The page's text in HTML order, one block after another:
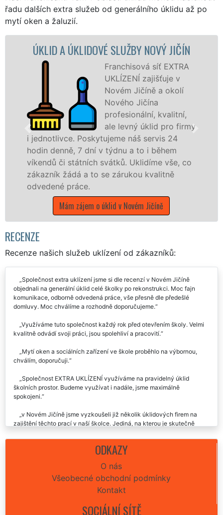
řadu dalších extra služeb od generálního úklidu až po
mytí oken a žaluzií.
A ÚKLIDOVÉ SLUŽBY NOVÝ JIČÍN
Franchisová síť EXTRA
UKLÍZENÍ zajišťuje v
Novém Jičíně a okolí
Nového Jičína
profesionální, kvalitní,
ale levný úklid pro firmy
Poskytujeme náš servis 24
denně, 7 dní v týdnu a to i během
či státních svátků. Uklidíme vše, co
žádá a to se zárukou kvalitně
práce.
Mám zájem o úklid v Novém Jičíně
RECENZE
Recenze našich služeb uklízení od zákazníků:
Společnost extra uklízení jsme si dle recenzí v Novém Jičíně
objednali na generální úklid celé školky po rekonstrukci. Moc fajn
komunikace, odborně odvedená práce, vše přesně dle předešlé
domluvy. Moc chválíme a rozhodně doporučujeme.
Využíváme tuto společnost každý rok před otevřením školy. Velmi
kvalitně odvádí svoji práci, jsou spolehliví a pracovití.
Mytí oken a sociálních zařízení ve škole proběhlo na výbornou,
chválím, doporučuji.
Společnost EXTRA UKLÍZENÍ využíváme na pravidelný úklid
školních prostor. Budeme využívat i nadále, jsme maximálně
spokojeni.
v Novém Jičíně jsme vyzkoušeli již několik úklidových firem na
zajištění těchto prací v naší školce. Jediná, na kterou je skutečně
Doporučujeme.
ODKAZY
O nás
Všeobecné obchodní podmínky
Kontakt
SOCIÁLNÍ SÍTĚ